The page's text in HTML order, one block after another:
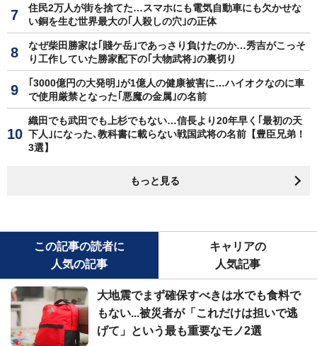
住民2万人が街を捨てた…スマホにも電気自動車にも欠かせな
い銅を生む世界最大の｢人殺しの穴｣の正体
なぜ柴田勝家は｢賤ケ岳｣であっさり負けたのか…秀吉がこっそ
り工作していた勝家配下の｢大物武将｣の裏切り
｢3000億円の大発明｣が1億人の健康被害に…ハイオクなのに車
で使用厳禁となった｢悪魔の金属｣の名前
織田でも武田でも上杉でもない…信長より20年早く｢最初の天
下人｣になった､教科書に載らない戦国武将の名前【豊臣兄弟！
3選】
もっと見る
この記事の読者に
人気の記事
キャリアの
人気記事
大地震でまず確保すべきは水でも食料で
もない...被災者が「これだけは担いで逃
げて」という最も重要なモノ2選